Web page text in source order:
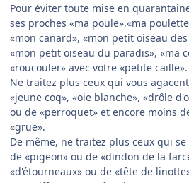
Pour éviter toute mise en
ses proches «ma poule»,«ma
«mon canard», «mon petit oiseau des
«mon petit oiseau du paradis», «ma
«roucouler» avec votre «petite caille».
Ne traitez plus ceux qui vous
«jeune coq», «oie blanche», «drôle
ou de «perroquet» et encore moins
«grue».
De même, ne traitez plus ceux qui
de «pigeon» ou de «dindon de la
«d'étourneaux» ou de «tête de